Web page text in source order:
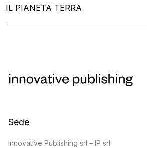
IL PIANETA TERRA
Sede
Innovative Publishing srl – IP srl